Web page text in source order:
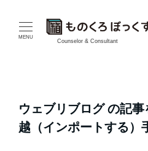
MENU
Counselor & Consultant
ウェブリブログ の記
越（インポートする）